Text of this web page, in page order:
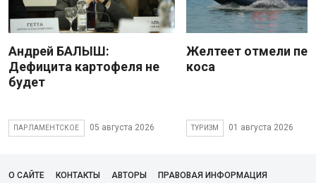
Андрей БАЛЫШ:
Дефицита картофеля не
будет
ПАРЛАМЕНТСКОЕ 05 августа 2026
Желтеет отмели
коса
ТУРИЗМ 01 августа 2026
О САЙТЕ КОНТАКТЫ АВТОРЫ ПРАВОВАЯ ИНФОРМАЦИЯ